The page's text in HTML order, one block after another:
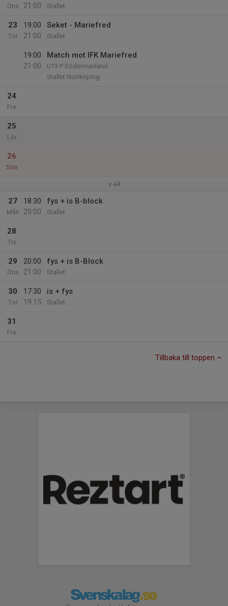
Ons
21:00
Stallet
23
Tor
19:00
21:00
Seket - Mariefred
Stallet
19:00
21:00
Match mot IFK Mariefred
U13 P Södermanland
Stallet Norrköping
24
Fre
25
Lör
26
Sön
v.44
27
Mån
18:30
20:00
fys + is B-block
Stallet
28
Tis
29
Ons
20:00
21:00
fys + is B-Block
Stallet
30
Tor
17:30
19:15
is + fys
Stallet
31
Fre
Tillbaka till toppen